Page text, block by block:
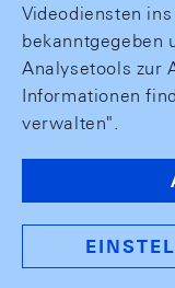
Videodiensten
bekanntgegeben
Analysetools zur
Informationen
verwalten".